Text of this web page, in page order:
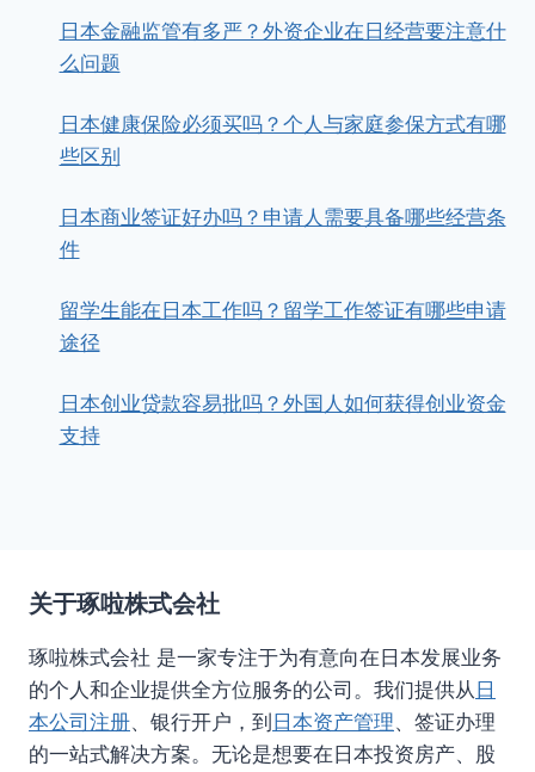
日本金融监管有多严？外资企业在日经营要注意什
么问题
日本健康保险必须买吗？个人与家庭参保方式有哪
些区别
日本商业签证好办吗？申请人需要具备哪些经营条
件
留学生能在日本工作吗？留学工作签证有哪些申请
途径
日本创业贷款容易批吗？外国人如何获得创业资金
支持
关于琢啦株式会社
琢啦株式会社 是一家专注于为有意向在日本发展业务
的个人和企业提供全方位服务的公司。我们提供从 日
本公司注册、银行开户，到日本资产管理、签证办理
的一站式解决方案。无论是想要在日本投资房产、股